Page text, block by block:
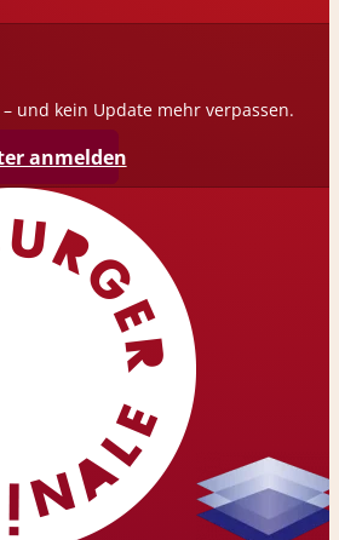
und kein Update mehr verpassen.
anmelden